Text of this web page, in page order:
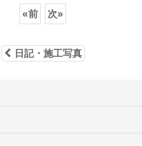
«前 次»
日記・施工写真